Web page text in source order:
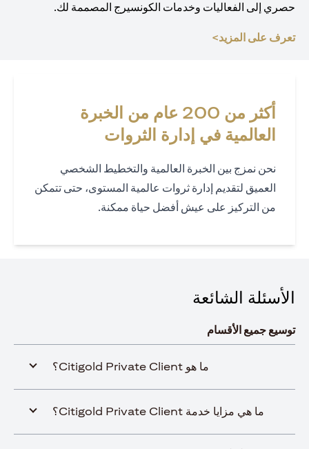
حصري إلى الفعاليات وخدمات الكونسيرج المصممة لك.
تعرف على المزيد>
أكثر من 200 عام من الخبرة
العالمية في إدارة الثروات
نحن نمزج بين الخبرة العالمية والتخطيط الشخصي
العميق لتقديم إدارة ثروات عالمية المستوى، حتى تتمكن
من التركيز على عيش أفضل حياة ممكنة.
الأسئلة الشائعة
توسيع جميع الأقسام
ما هو Citigold Private Client؟
ما هي مزايا خدمة Citigold Private Client؟